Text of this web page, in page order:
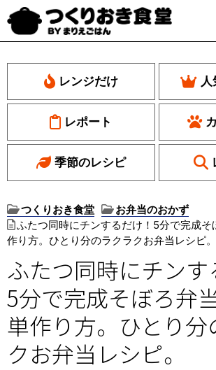
レンジだけ
レポート
季節のレシピ
つくりおき食堂
お弁当のおかず
ふたつ同時にチンするだけ！5分で完成そ
作り方。ひとり分のラクラクお弁当レシピ。
ふたつ同時にチンす
5分で完成そぼろ弁
単作り方。ひとり分
クお弁当レシピ。